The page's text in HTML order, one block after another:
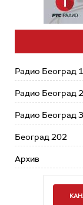
Радио Београд 1
Радио Београд 2
Радио Београд 3
Београд 202
Архив